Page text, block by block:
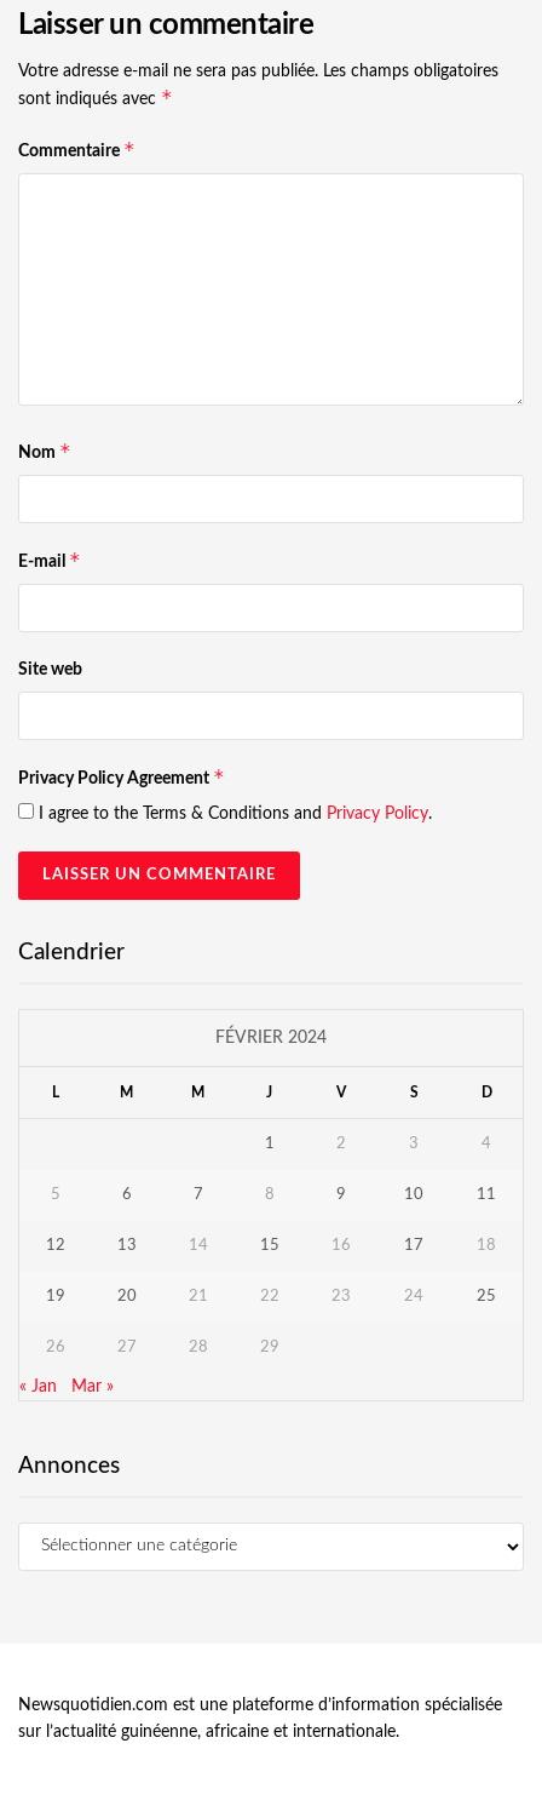
Laisser un commentaire
Votre adresse e-mail ne sera pas publiée. Les champs obligatoires
sont indiqués avec *
Commentaire *
Nom *
E-mail *
Site web
Privacy Policy Agreement *
I agree to the Terms & Conditions and Privacy Policy.
Calendrier
FÉVRIER 2024
L M M J V S D
1 2 3 4
5 6 7 8 9 10 11
12 13 14 15 16 17 18
19 20 21 22 23 24 25
26 27 28 29
« Jan Mar »
Annonces
Newsquotidien.com est une plateforme d’information spécialisée
sur l’actualité guinéenne, africaine et internationale.